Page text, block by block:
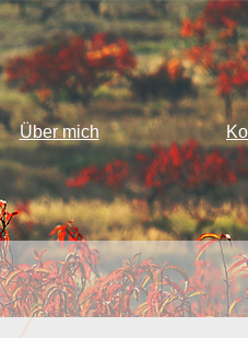
Über mich